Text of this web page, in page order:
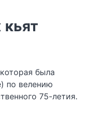
была
по велению
75-летия.